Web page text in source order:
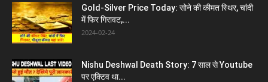
Gold-Silver Price Today: सोने की कीमत स्थिर, चांदी
में फिर गिरावट,...
2024-02-24
Nishu Deshwal Death Story: 7 साल से Youtube
पर एक्टिव था...